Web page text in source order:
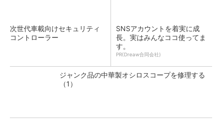
次世代車載向けセキュリティ
コントローラー
SNSアカウントを着実に成
長。実はみんなココ使ってま
す。
PR(Dreaw合同会社)
ジャンク品の中華製オシロスコープを修理する
（1）